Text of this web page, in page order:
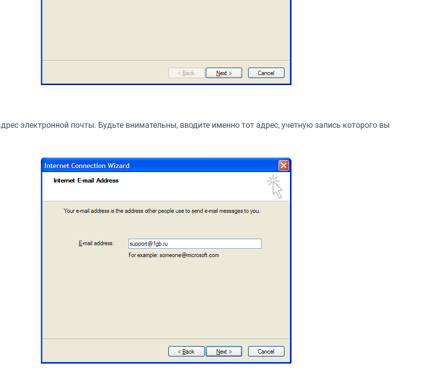
электронной почты. Будьте внимательны, вводите именно тот адрес, учетную запись которого вы